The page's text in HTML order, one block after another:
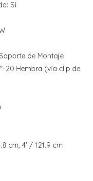
Sí
de Montaje
20 Hembra (vía clip de
cm, 4' / 121.9 cm